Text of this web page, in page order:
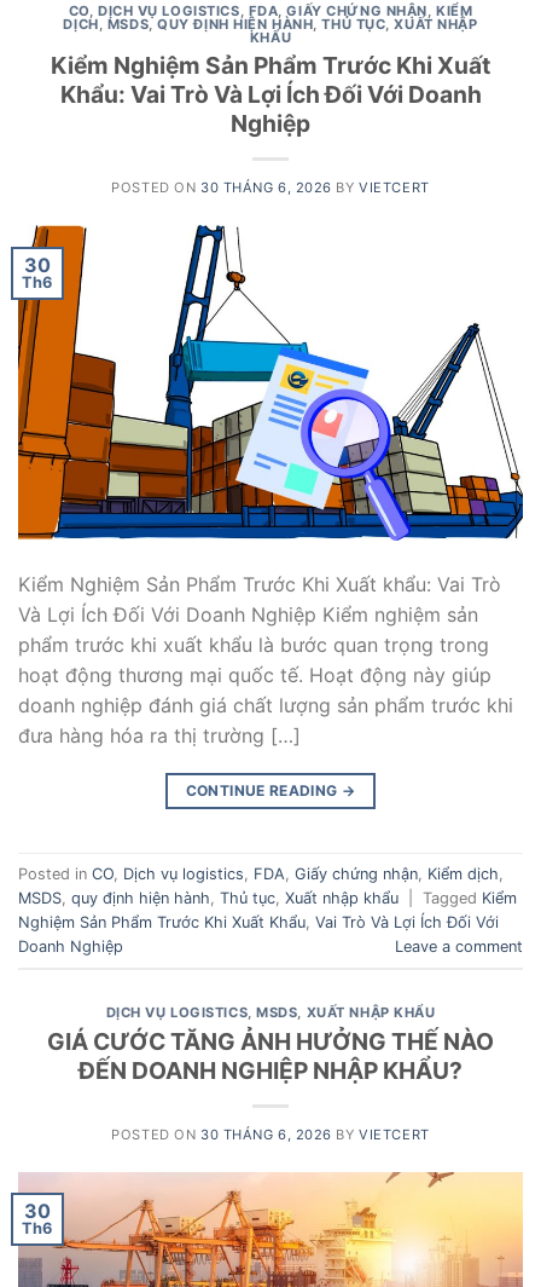
CO DỊCH VỤ LOGISTICS FDA ,GIẤY CHỨNG NHẬN KIỂM
DỊCH MSDS,QUY ĐỊNH HIỆN HÀNH ,THỦ TỤC ,XUẤT NHẬP
KHẨU
Kiểm Nghiệm Sản Phẩm Trước Khi Xuất
Khẩu: Vai Trò Và Lợi Ích Đối Với Doanh
Nghiệp
POSTED ON 30 THÁNG 6, 2026 BYVIETCERT
30
Th6
Kiểm Nghiệm Sản Phẩm Trước Khi Xuất khẩu: Vai Trò
Và Lợi Ích Đối Với Doanh Nghiệp Kiểm nghiệm sản
phẩm trước khi xuất khẩu là bước quan trọng trong
hoạt động thương mại quốc tế. Hoạt động này giúp
doanh nghiệp đánh giá chất lượng sản phẩm trước khi
đưa hàng hóa ra thị trường […]
CONTINUE READING →
Posted in CO Dịch vụ logistics FDA Giấy chứng nhận Kiểm dịch
MSDS quy định hiện hành Thủ tục Xuất nhập khẩu Tagged Kiểm
Nghiệm Sản Phẩm Trước Khi Xuất Khẩu Vai Trò Và Lợi Ích Đối Với
Doanh Nghiệp
Leave a comment
DỊCH VỤ LOGISTICS,MSDS, XUẤT NHẬP KHẨU
GIÁ CƯỚC TĂNG ẢNH HƯỞNG THẾ NÀO
ĐẾN DOANH NGHIỆP NHẬP KHẨU?
POSTED ON 30 THÁNG 6, 2026 BYVIETCERT
30
Th6